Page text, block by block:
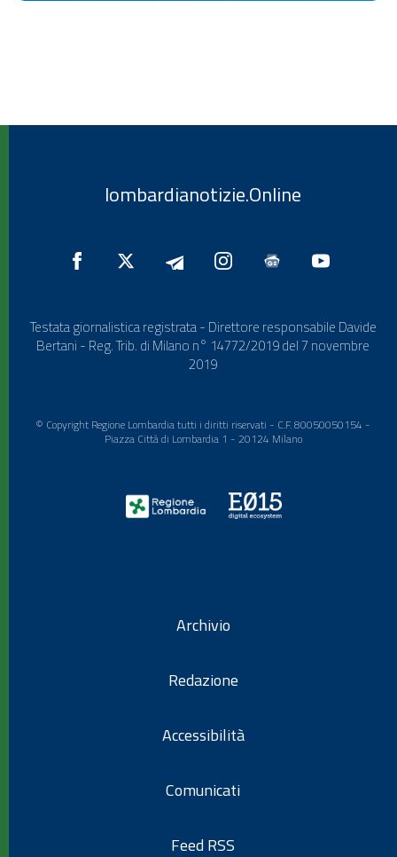
lombardianotizie.Online
Testata giornalistica registrata - Direttore responsabile Davide
Bertani - Reg. Trib. di Milano n° 14772/2019 del 7 novembre
2019
© Copyright Regione Lombardia tutti i diritti riservati - C.F. 80050050154 -
Piazza Città di Lombardia 1 - 20124 Milano
Archivio
Redazione
Accessibilità
Comunicati
Feed RSS